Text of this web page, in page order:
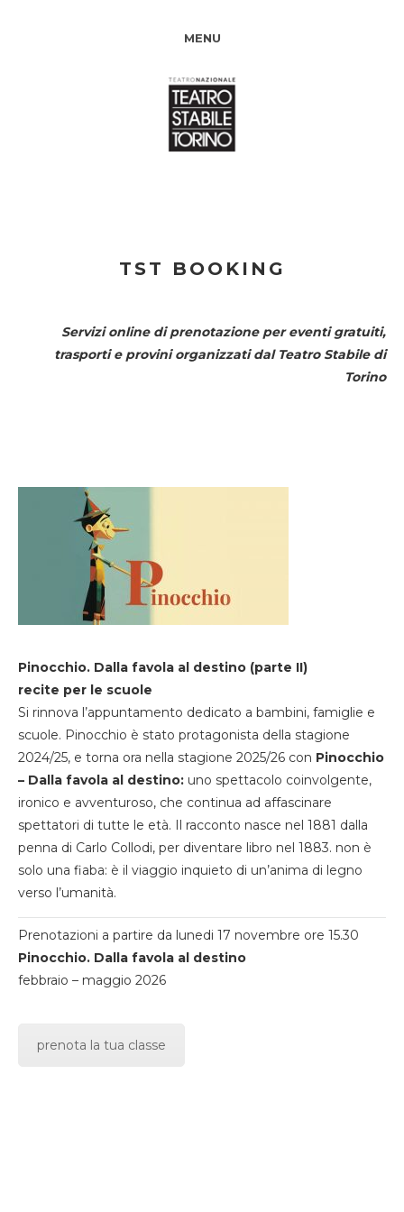
MENU
TST BOOKING
Servizi online di prenotazione per eventi gratuiti,
trasporti e provini organizzati dal Teatro Stabile di
Torino
Pinocchio. Dalla favola al destino (parte II)
recite per le scuole
Si rinnova l’appuntamento dedicato a bambini, famiglie e
scuole. Pinocchio è stato protagonista della stagione
2024/25, e torna ora nella stagione 2025/26 con Pinocchio
– Dalla favola al destino: uno spettacolo coinvolgente,
ironico e avventuroso, che continua ad affascinare
spettatori di tutte le età. Il racconto nasce nel 1881 dalla
penna di Carlo Collodi, per diventare libro nel 1883. non è
solo una fiaba: è il viaggio inquieto di un’anima di legno
verso l’umanità.
Prenotazioni a partire da lunedi 17 novembre ore 15.30
Pinocchio. Dalla favola al destino
febbraio – maggio 2026
prenota la tua classe